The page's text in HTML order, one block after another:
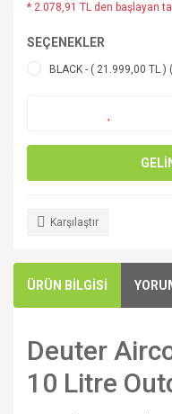
* 2.078,91 TL den başlayan
SEÇENEKLER
BLACK - ( 21.999,00 TL )
Karşılaştır
ÜRÜN BİLGİSİ
Deuter
10 Litre